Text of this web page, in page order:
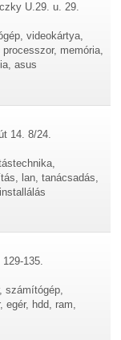
U.29. u. 29.
videokártya,
memória,
asus
14. 8/24.
lan, tanácsadás,
135.
számítógép,
hdd, ram,